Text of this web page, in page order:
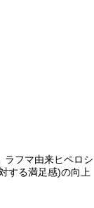
ラフマ由来ヒペロシ
する満足感)の向上